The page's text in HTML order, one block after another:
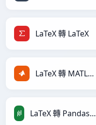
LaTeX 轉 LaTeX
LaTeX 轉 MATLAB
LaTeX 轉 PandasDataFrame